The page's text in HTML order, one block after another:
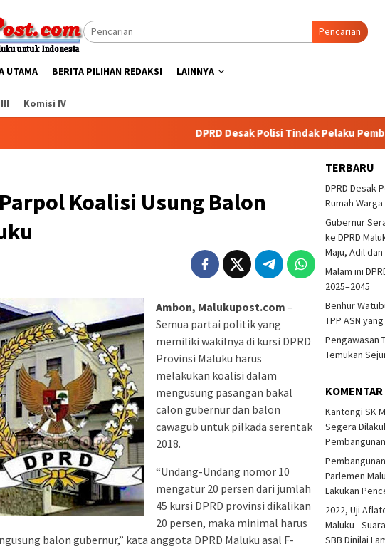
Pencarian
UTAMA BERITA PILIHAN REDAKSI LAINNYA
Komisi IV
DPRD Desak Polisi Tindak Pelaku Pembakaran
Koalisi Usung Balon
Ambon, Malukupost.com –
Semua partai politik yang
memiliki wakilnya di kursi DPRD
Provinsi Maluku harus
melakukan koalisi dalam
mengusung pasangan bakal
calon gubernur dan balon
cawagub untuk pilkada serentak
2018.
“Undang-Undang nomor 10
mengatur 20 persen dari jumlah
45 kursi DPRD provinsi dikalikan
20 persen, maka minimal harus
balon gubernur,” kata anggota DPRD Maluku asal F-
TERBARU
DPRD Desak
Rumah
Gubernur
ke DPRD
Maju, Adil
Malam ini
2025–2045
Benhur
TPP ASN
Pengawasan
Temukan
Kantongi SK
Segera
Parlemen
Lakukan
2022, Uji
Maluku -
SBB Dinilai